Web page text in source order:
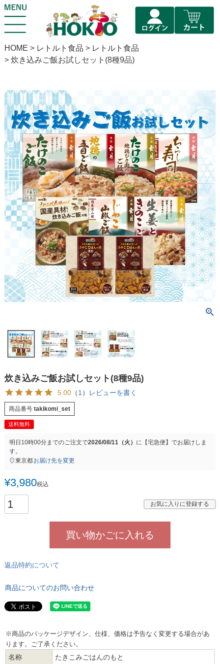
HOME レトルト食品
レトルト食品
炊き込みご飯お試しセット(8種9品)
炊き込みご飯お試しセット(8種9品)
5.00（1 ） レビューを書く
商品番号 takikomi_set
送料無料
明日 10時00分までのご注文で2026/08/11（火） に 【宅急便】 でお届けしま
す。
東京都お届け先を変更
¥3,980税込
お気に入りに登録する
買い物かごに入れる
返品特約について
商品についてのお問い合わせ
※商品のパッケージデザイン、仕様、価格は予告なく変更する場合があ
ります。ご了承ください。
名称 たきこみごはんのもと